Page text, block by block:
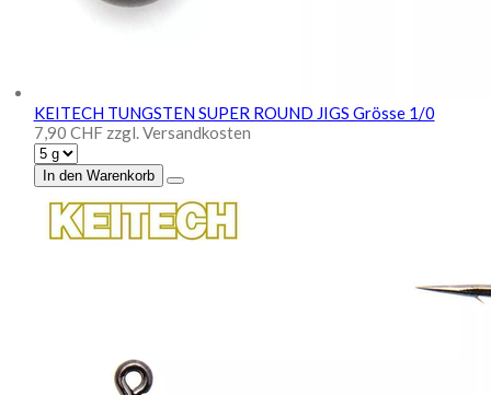
KEITECH TUNGSTEN SUPER ROUND JIGS Grösse 1/0
7,90 CHF zzgl. Versandkosten
In den Warenkorb